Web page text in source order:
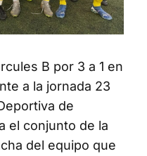
B por 3 a 1 en
a la jornada 23
de
el conjunto de la
del equipo que